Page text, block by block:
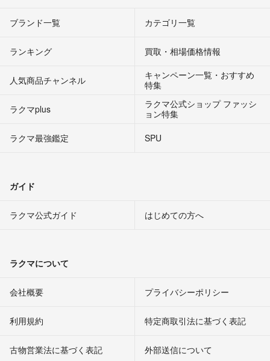
ブランド一覧 カテゴリ一覧
ランキング 買取・相場価格情報
人気商品チャンネル
キャンペーン一覧・おすすめ
特集
ラクマplus
ラクマ公式ショップ ファッシ
ョン特集
ラクマ最強鑑定
SPU
ガイド
ラクマ公式ガイド はじめての方へ
ラクマについて
会社概要 プライバシーポリシー
利用規約 特定商取引法に基づく表記
古物営業法に基づく表記 外部送信について